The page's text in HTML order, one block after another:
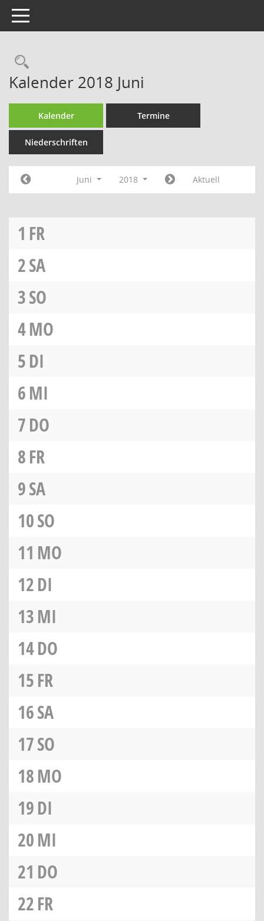
Toggle navigation
Rechercheauswahl
Kalender 2018 Juni
Kalender Termine
Niederschriften
Juni 2018 Aktuell
1 FR
2SA
3SO
4MO
5DI
6MI
7DO
8FR
9SA
10SO
11 MO
12DI
13MI
14DO
15FR
16SA
17SO
18MO
19DI
20MI
21 DO
22FR